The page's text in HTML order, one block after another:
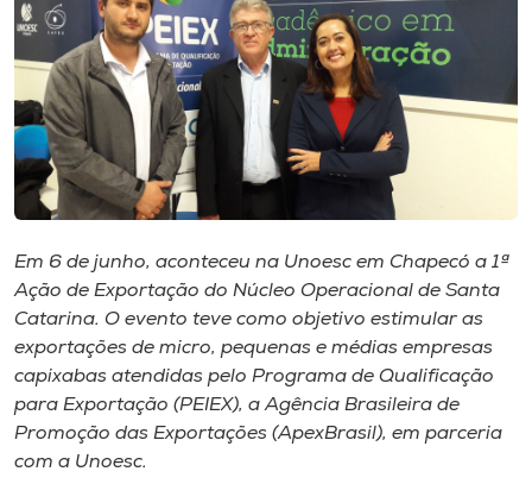
CPA
Biblioteca
Editora
Museu
Unoesc
Store
Em 6 de junho, aconteceu na Unoesc em Chapecó a 1ª
Ação de Exportação do Núcleo Operacional de Santa
Catarina. O evento teve como objetivo estimular as
exportações de micro, pequenas e médias empresas
capixabas atendidas pelo Programa de Qualificação
para Exportação (PEIEX), a Agência Brasileira de
Promoção das Exportações (ApexBrasil), em parceria
com a Unoesc.